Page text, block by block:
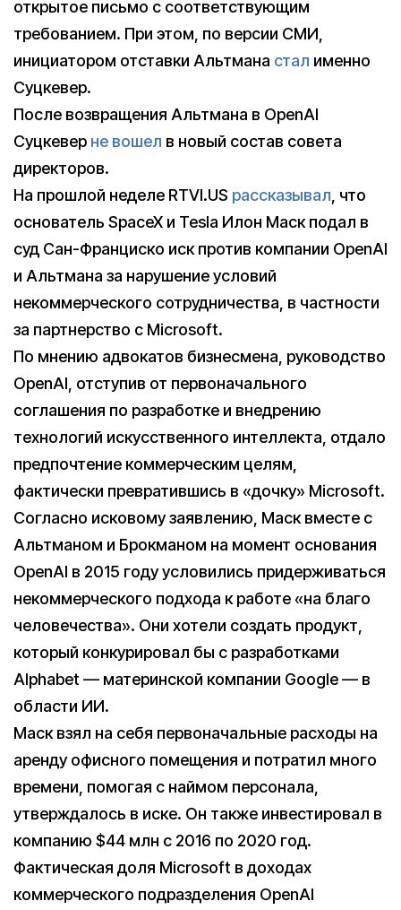
открытое письмо с соответствующим
требованием. При этом, по версии СМИ,
инициатором отставки Альтмана стал именно
Суцкевер.
После возвращения Альтмана в OpenAI
Суцкевер не вошел в новый состав совета
директоров.
На прошлой неделе RTVI.US рассказывал, что
основатель SpaceX и Tesla Илон Маск подал в
суд Сан-Франциско иск против компании OpenAI
и Альтмана за нарушение условий
некоммерческого сотрудничества, в частности
за партнерство с Microsoft.
По мнению адвокатов бизнесмена, руководство
OpenAI, отступив от первоначального
соглашения по разработке и внедрению
технологий искусственного интеллекта, отдало
предпочтение коммерческим целям,
фактически превратившись в «дочку» Microsoft.
Согласно исковому заявлению, Маск вместе с
Альтманом и Брокманом на момент основания
OpenAI в 2015 году условились придерживаться
некоммерческого подхода к работе «на благо
человечества». Они хотели создать продукт,
который конкурировал бы с разработками
Alphabet — материнской компании Google — в
области ИИ.
Маск взял на себя первоначальные расходы на
аренду офисного помещения и потратил много
времени, помогая с наймом персонала,
утверждалось в иске. Он также инвестировал в
компанию $44 млн с 2016 по 2020 год.
Фактическая доля Microsoft в доходах
коммерческого подразделения OpenAI